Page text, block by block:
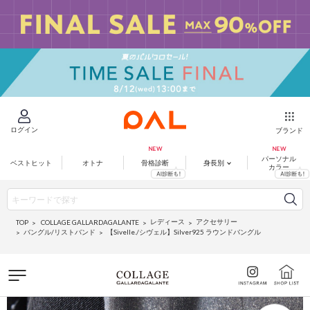
ログイン ブランド
ベストヒット オトナ 骨格診断 身長別
パーソナル
カラー
TOP COLLAGE GALLARDAGALANTE レディース
アクセサリー
バングル/リストバンド
【Sivelle./シヴェル】Silver925 ラウンドバングル